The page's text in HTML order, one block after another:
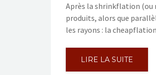
Après la shrinkflation (ou
produits, alors que
les rayons : la
LIRE LA SUITE